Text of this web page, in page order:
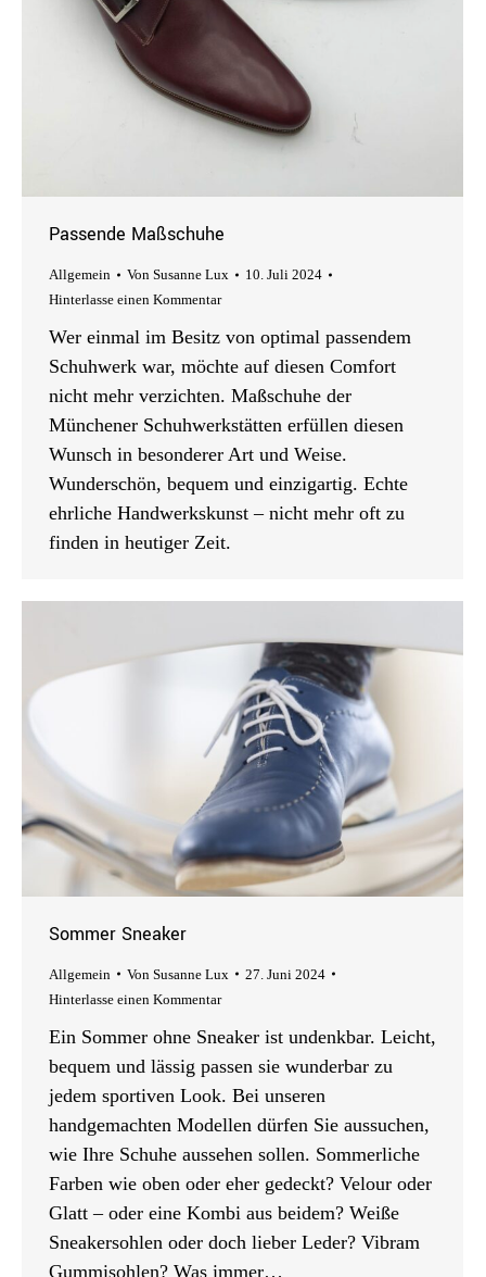
Passende Maßschuhe
Allgemein Von Susanne Lux
10. Juli 2024
Hinterlasse einen Kommentar
Wer einmal im Besitz von optimal passendem
Schuhwerk war, möchte auf diesen Comfort
nicht mehr verzichten. Maßschuhe der
Münchener Schuhwerkstätten erfüllen diesen
Wunsch in besonderer Art und Weise.
Wunderschön, bequem und einzigartig. Echte
ehrliche Handwerkskunst – nicht mehr oft zu
finden in heutiger Zeit.
Sommer Sneaker
Allgemein Von Susanne Lux
27. Juni 2024
Hinterlasse einen Kommentar
Ein Sommer ohne Sneaker ist undenkbar. Leicht,
bequem und lässig passen sie wunderbar zu
jedem sportiven Look. Bei unseren
handgemachten Modellen dürfen Sie aussuchen,
wie Ihre Schuhe aussehen sollen. Sommerliche
Farben wie oben oder eher gedeckt? Velour oder
Glatt – oder eine Kombi aus beidem? Weiße
Sneakersohlen oder doch lieber Leder? Vibram
Gummisohlen? Was immer…